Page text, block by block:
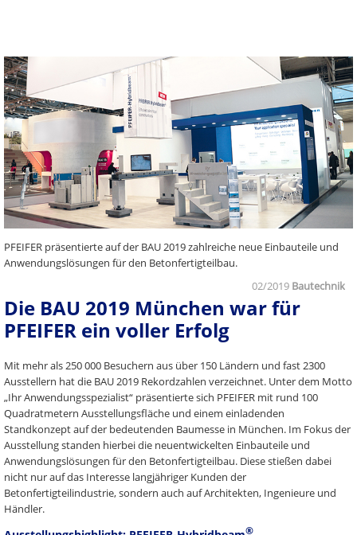
PFEIFER präsentierte auf der BAU 2019 zahlreiche neue Einbauteile und
Anwendungslösungen für den Betonfertigteilbau.
Die BAU 2019 München war für
PFEIFER ein voller Erfolg
02/2019 Bautechnik
Mit mehr als 250 000 Besuchern aus über 150 Ländern und fast 2300
Ausstellern hat die BAU 2019 Rekordzahlen verzeichnet. Unter dem Motto
„Ihr Anwendungsspezialist“ präsentierte sich PFEIFER mit rund 100
Quadratmetern Ausstellungsfläche und einem einladenden
Standkonzept auf der bedeutenden Baumesse in München. Im Fokus der
Ausstellung standen hierbei die neuentwickelten Einbauteile und
Anwendungslösungen für den Betonfertigteilbau. Diese stießen dabei
nicht nur auf das Interesse langjähriger Kunden der
Betonfertigteilindustrie, sondern auch auf Architekten, Ingenieure und
Händler.
®